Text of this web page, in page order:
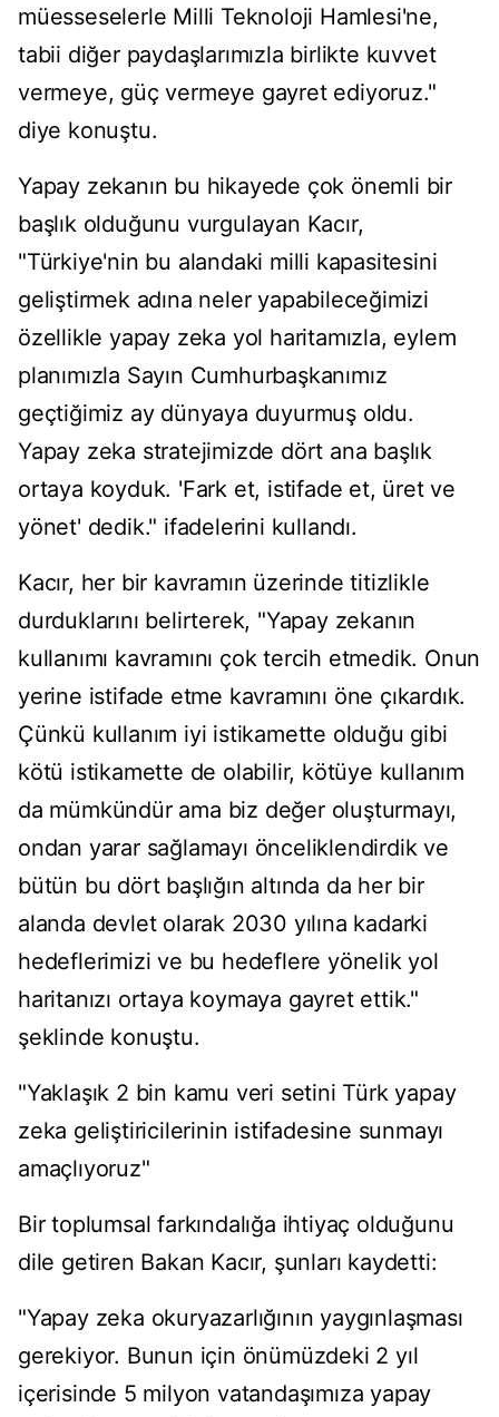
müesseselerle Milli Teknoloji Hamlesi'ne,
tabii diğer paydaşlarımızla birlikte kuvvet
vermeye, güç vermeye gayret ediyoruz."
diye konuştu.
Yapay zekanın bu hikayede çok önemli bir
başlık olduğunu vurgulayan Kacır,
"Türkiye'nin bu alandaki milli kapasitesini
geliştirmek adına neler yapabileceğimizi
özellikle yapay zeka yol haritamızla, eylem
planımızla Sayın Cumhurbaşkanımız
geçtiğimiz ay dünyaya duyurmuş oldu.
Yapay zeka stratejimizde dört ana başlık
ortaya koyduk. 'Fark et, istifade et, üret ve
yönet' dedik." ifadelerini kullandı.
Kacır, her bir kavramın üzerinde titizlikle
durduklarını belirterek, "Yapay zekanın
kullanımı kavramını çok tercih etmedik. Onun
yerine istifade etme kavramını öne çıkardık.
Çünkü kullanım iyi istikamette olduğu gibi
kötü istikamette de olabilir, kötüye kullanım
da mümkündür ama biz değer oluşturmayı,
ondan yarar sağlamayı önceliklendirdik ve
bütün bu dört başlığın altında da her bir
alanda devlet olarak 2030 yılına kadarki
hedeflerimizi ve bu hedeflere yönelik yol
haritanızı ortaya koymaya gayret ettik."
şeklinde konuştu.
"Yaklaşık 2 bin kamu veri setini Türk yapay
zeka geliştiricilerinin istifadesine sunmayı
amaçlıyoruz"
Bir toplumsal farkındalığa ihtiyaç olduğunu
dile getiren Bakan Kacır, şunları kaydetti:
"Yapay zeka okuryazarlığının yaygınlaşması
gerekiyor. Bunun için önümüzdeki 2 yıl
içerisinde 5 milyon vatandaşımıza yapay